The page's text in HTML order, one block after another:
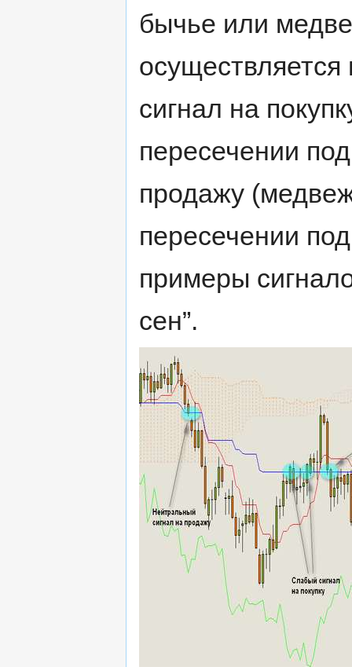
бычье или
сигнал на
пересечении
продажу
пересечении
примеры
сен”.